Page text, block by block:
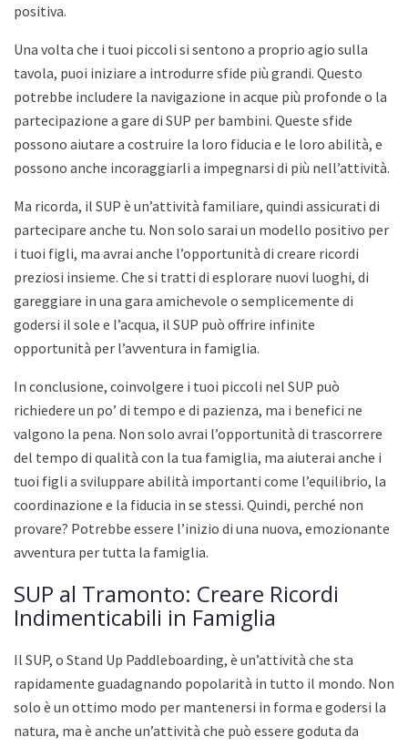
positiva.
Una volta che i tuoi piccoli si sentono a proprio agio sulla
tavola, puoi iniziare a introdurre sfide più grandi. Questo
potrebbe includere la navigazione in acque più profonde o la
partecipazione a gare di SUP per bambini. Queste sfide
possono aiutare a costruire la loro fiducia e le loro abilità, e
possono anche incoraggiarli a impegnarsi di più nell’attività.
Ma ricorda, il SUP è un’attività familiare, quindi assicurati di
partecipare anche tu. Non solo sarai un modello positivo per
i tuoi figli, ma avrai anche l’opportunità di creare ricordi
preziosi insieme. Che si tratti di esplorare nuovi luoghi, di
gareggiare in una gara amichevole o semplicemente di
godersi il sole e l’acqua, il SUP può offrire infinite
opportunità per l’avventura in famiglia.
In conclusione, coinvolgere i tuoi piccoli nel SUP può
richiedere un po’ di tempo e di pazienza, ma i benefici ne
valgono la pena. Non solo avrai l’opportunità di trascorrere
del tempo di qualità con la tua famiglia, ma aiuterai anche i
tuoi figli a sviluppare abilità importanti come l’equilibrio, la
coordinazione e la fiducia in se stessi. Quindi, perché non
provare? Potrebbe essere l’inizio di una nuova, emozionante
avventura per tutta la famiglia.
SUP al Tramonto: Creare Ricordi
Indimenticabili in Famiglia
Il SUP, o Stand Up Paddleboarding, è un’attività che sta
rapidamente guadagnando popolarità in tutto il mondo. Non
solo è un ottimo modo per mantenersi in forma e godersi la
natura, ma è anche un’attività che può essere goduta da